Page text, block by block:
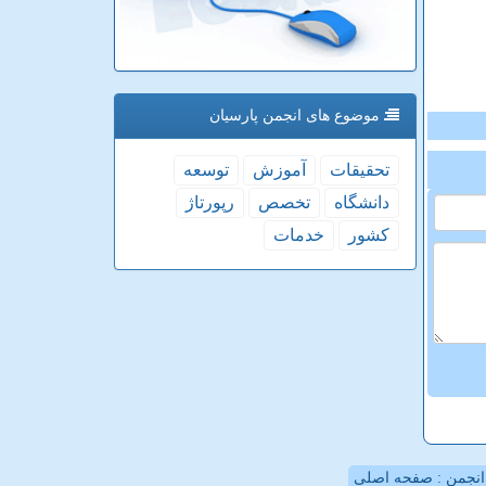
موضوع های انجمن پارسیان
تحقیقات آموزش
توسعه
دانشگاه
تخصص
رپورتاژ
كشور
خدمات
: صفحه اصلی